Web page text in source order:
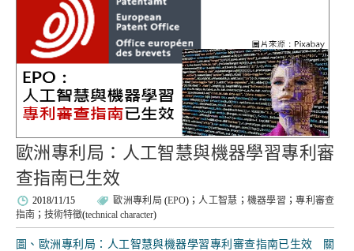
歐洲專利局：人工智慧與機器學習專利審
查指南已生效
2018/11/15 歐洲專利局(EPO)；人工智慧 ； 機器學習 ；專利審查
指南 ； 技術特徵(technical character)
圖、歐洲專利局：人工智慧與機器學習專利審查指南已生效 關